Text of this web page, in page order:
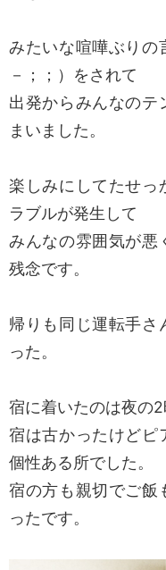
みたいな喧嘩ぶり
－；；）をされて
出発からみんなのテ
まいました。
楽しみにしてたせっ
ラブルが発生して
みんなの雰囲気が悪
残念です。
帰りも同じ運転手さ
った。
宿に着いたのは夜の2
宿は古かったけどピ
個性ある所でした。
宿の方も親切でご飯
ったです。